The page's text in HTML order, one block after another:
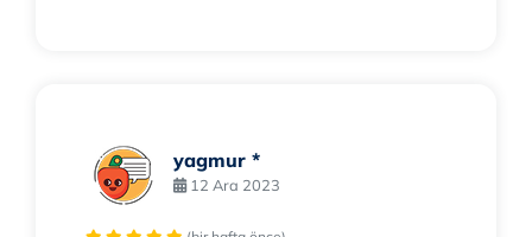
yagmur *
12 Ara 2023